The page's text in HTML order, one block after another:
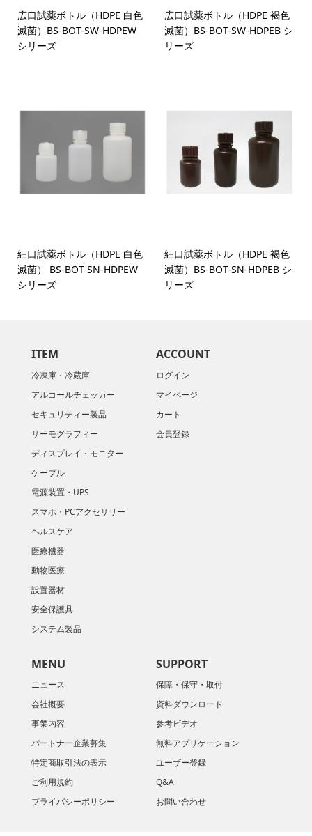
広口試薬ボトル（HDPE 白色
滅菌）BS-BOT-SW-HDPEW
シリーズ
広口試薬ボトル（HDPE 褐色
滅菌）BS-BOT-SW-HDPEB シ
リーズ
細口試薬ボトル（HDPE 白色
滅菌） BS-BOT-SN-HDPEW
シリーズ
細口試薬ボトル（HDPE 褐色
滅菌）BS-BOT-SN-HDPEB シ
リーズ
ITEM
冷凍庫・冷蔵庫
アルコールチェッカー
セキュリティー製品
サーモグラフィー
ディスプレイ・モニター
ケーブル
電源装置・UPS
スマホ・PCアクセサリー
ヘルスケア
医療機器
動物医療
設置器材
安全保護具
システム製品
ACCOUNT
ログイン
マイページ
カート
会員登録
MENU
ニュース
会社概要
​事業内容
パートナー企業募集
特定商取引法の表示
ご利用規約
プライバシーポリシー
SUPPORT
保障・保守・取付
資料ダウンロード
参考ビデオ
無料アプリケーション
ユーザー登録
Q&A
お問い合わせ